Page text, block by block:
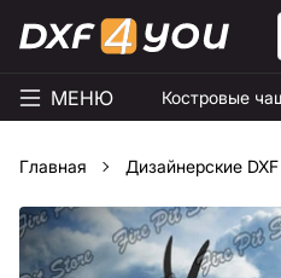
МЕНЮ Костровые
Главная Дизайнерские